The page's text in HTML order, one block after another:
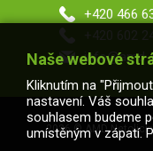
+420 466
info@amd-
2026 © AMD
Naše webové
Kliknutím na
nastavení. Váš
souhlasem budeme
umístěným v zápatí.